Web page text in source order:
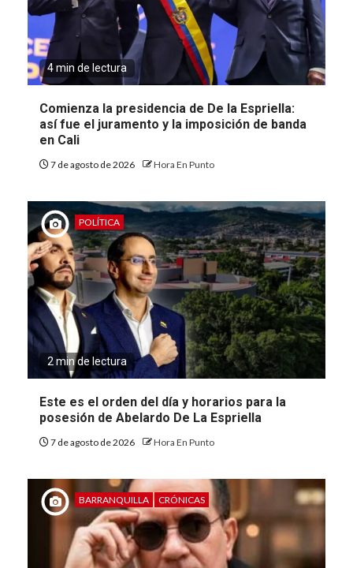
4 min de lectura
Comienza la presidencia de De la Espriella:
así fue el juramento y la imposición de banda
en Cali
7 de agosto de 2026 Hora En Punto
POLÍTICA
2 min de lectura
Este es el orden del día y horarios para la
posesión de Abelardo De La Espriella
7 de agosto de 2026 Hora En Punto
BARRANQUILLA CRÓNICAS